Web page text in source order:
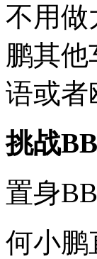
不用做
鹏其
语或者
挑战
置身
何小鹏